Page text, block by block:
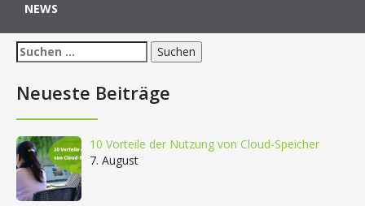
NEWS
Suchen
nach:
Neueste Beiträge
10 Vorteile der Nutzung von Cloud-Speicher
7. August